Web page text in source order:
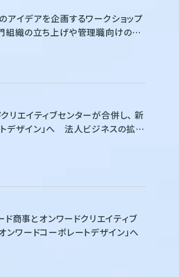
イデアを企画するワークショップ
織の立ち上げや管理職向けの研
リエイティブセンターが合併し、 新
デザイン」へ 法人ビジネスの拡大
客企業をデザイン
商事とオンワードクリエイティブ
ンワードコーポレートデザイン」へ